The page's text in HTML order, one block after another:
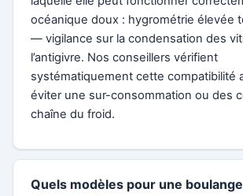
océanique doux : hygrométrie élevée
— vigilance sur la condensation des
l’antigivre. Nos conseillers vérifient
systématiquement cette compatibilité
éviter une sur-consommation ou des
chaîne du froid.
Quels modèles pour une